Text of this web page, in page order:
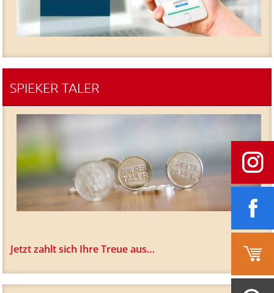
SPIEKER TALER
Jetzt zahlt sich Ihre Treue aus…